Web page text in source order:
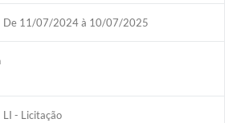
De 11/07/2024 à 10/07/2025
LI - Licitação